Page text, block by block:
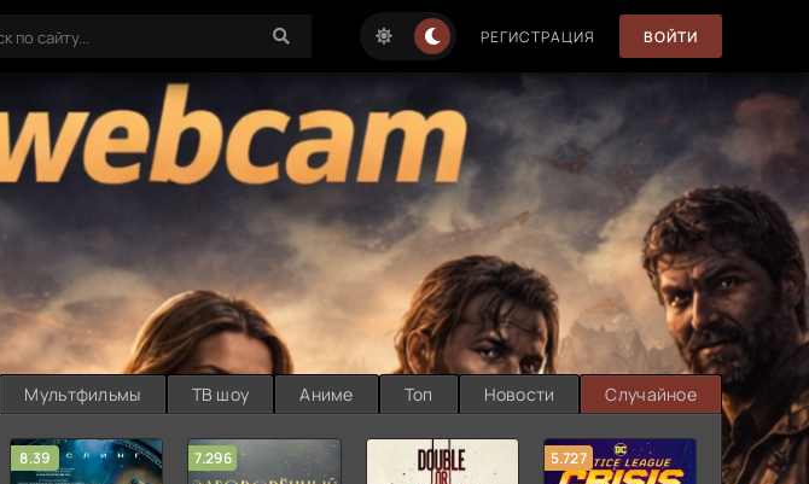
РЕГИСТРАЦИЯ ВОЙТИ
Мультфильмы ТВ шоу Аниме Топ Новости Случайное
8.39 7.296 5.727 8.889